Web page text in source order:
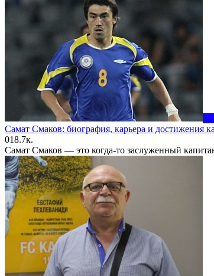
Самат Смаков: биография, карьера и достижения
018.7к.
Самат Смаков — это когда-то заслуженный